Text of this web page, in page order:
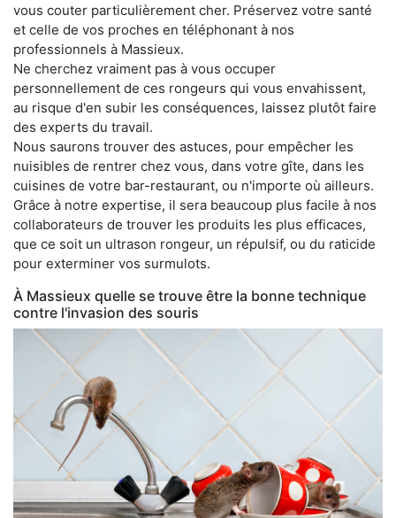
vous couter particulièrement cher. Préservez votre santé
et celle de vos proches en téléphonant à nos
professionnels à Massieux.
Ne cherchez vraiment pas à vous occuper
personnellement de ces rongeurs qui vous envahissent,
au risque d'en subir les conséquences, laissez plutôt faire
des experts du travail.
Nous saurons trouver des astuces, pour empêcher les
nuisibles de rentrer chez vous, dans votre gîte, dans les
cuisines de votre bar-restaurant, ou n'importe où ailleurs.
Grâce à notre expertise, il sera beaucoup plus facile à nos
collaborateurs de trouver les produits les plus efficaces,
que ce soit un ultrason rongeur, un répulsif, ou du raticide
pour exterminer vos surmulots.
À Massieux quelle se trouve être la bonne technique
contre l'invasion des souris